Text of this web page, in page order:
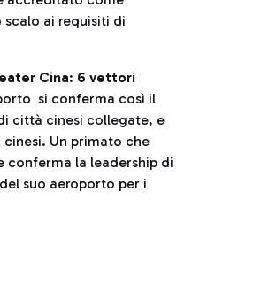
ai requisiti di
Cina: 6 vettori
si conferma così il
città cinesi collegate, e
Un primato che
conferma la leadership di
suo aeroporto per i